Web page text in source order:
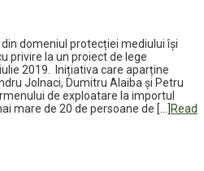
domeniul protecției mediului își
privire la un proiect de lege
2019. Inițiativa care aparține
Jolnaci, Dumitru Alaiba şi Petru
de exploatare la importul
mare de 20 de persoane de […]
Read